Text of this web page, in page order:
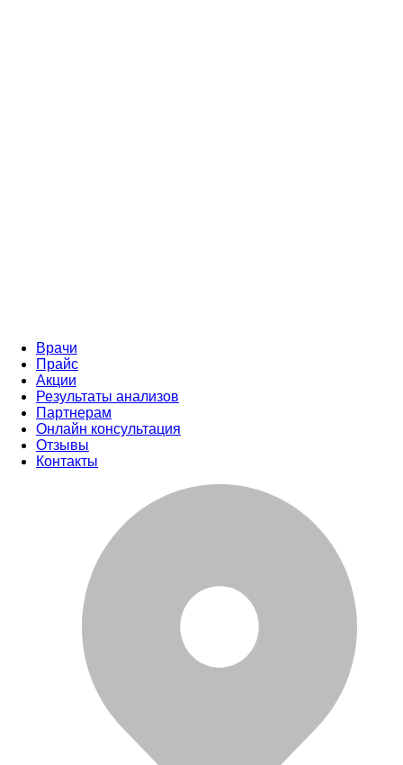
Врачи
Прайс
Акции
Результаты анализов
Партнерам
Онлайн консультация
Отзывы
Контакты